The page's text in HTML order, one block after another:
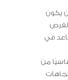
يكون
في
من